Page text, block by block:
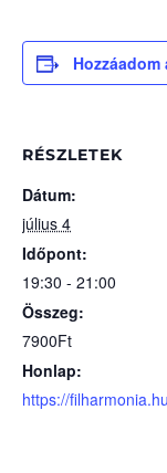
RÉSZLETEK
Dátum:
július 4
Időpont:
19:30 - 21:00
Összeg:
7900Ft
Honlap:
https://